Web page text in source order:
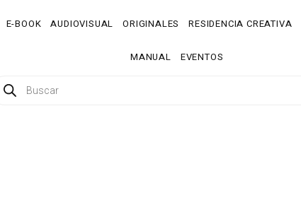
E-BOOK AUDIOVISUAL ORIGINALES RESIDENCIA CREATIVA
MANUAL EVENTOS